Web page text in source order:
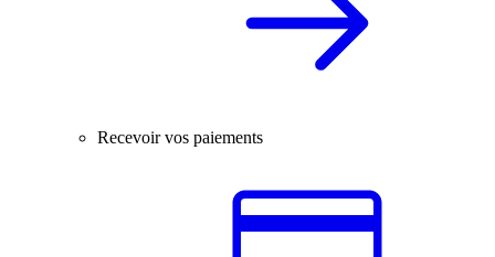
Recevoir vos paiements